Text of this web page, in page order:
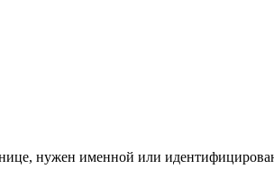
нужен именной или